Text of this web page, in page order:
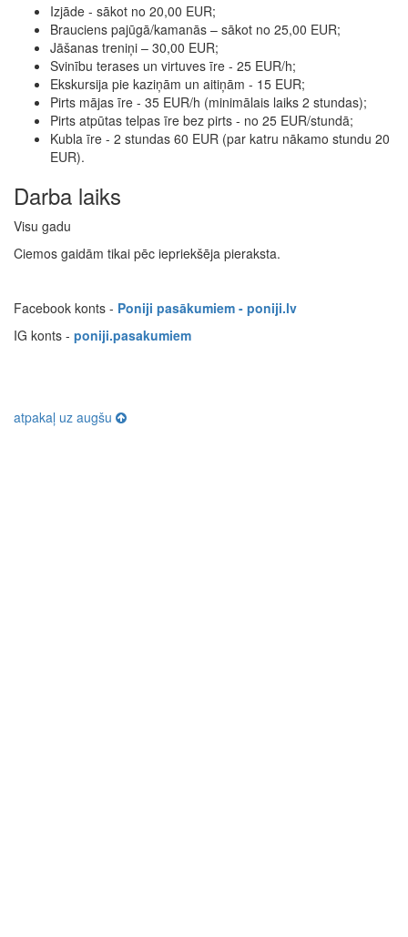
Izjāde - sākot no 20,00 EUR;
Brauciens pajūgā/kamanās – sākot no 25,00 EUR;
Jāšanas treniņi – 30,00 EUR;
Svinību terases un virtuves īre - 25 EUR/h;
Ekskursija pie kaziņām un aitiņām - 15 EUR;
Pirts mājas īre - 35 EUR/h (minimālais laiks 2 stundas);
Pirts atpūtas telpas īre bez pirts - no 25 EUR/stundā;
Kubla īre - 2 stundas 60 EUR (par katru nākamo stundu 20
EUR).
Darba laiks
Visu gadu
Ciemos gaidām tikai pēc iepriekšēja pieraksta.
Facebook konts - Poniji pasākumiem - poniji.lv
IG konts - poniji.pasakumiem
atpakaļ uz augšu